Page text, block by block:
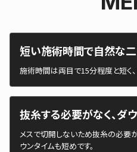
短い施術時間で自然な
施術時間は両目で15分程度と短く
抜糸する必要がなく、ダ
メスで切開しないため抜糸の必要
ウンタイムも短めです。